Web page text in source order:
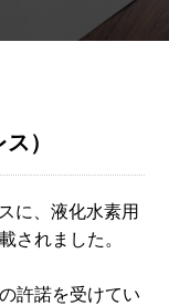
）
に、液化水素用
されました。
許諾を受けてい